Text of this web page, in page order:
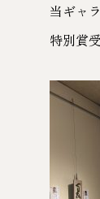
当ギャ
特別賞